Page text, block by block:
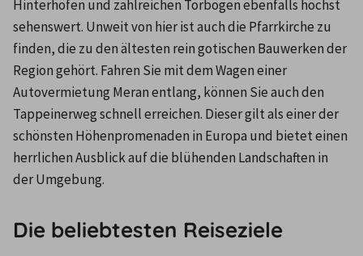
Hinterhöfen und zahlreichen Torbögen ebenfalls höchst
sehenswert. Unweit von hier ist auch die Pfarrkirche zu
finden, die zu den ältesten rein gotischen Bauwerken der
Region gehört. Fahren Sie mit dem Wagen einer
Autovermietung Meran entlang, können Sie auch den
Tappeinerweg schnell erreichen. Dieser gilt als einer der
schönsten Höhenpromenaden in Europa und bietet einen
herrlichen Ausblick auf die blühenden Landschaften in
der Umgebung.
Die beliebtesten Reiseziele